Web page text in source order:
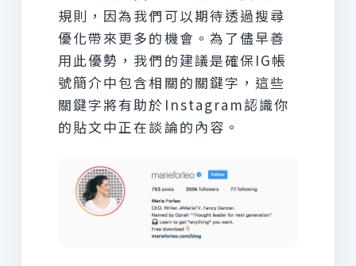
規則，因為我們可以期待透過搜尋
優化帶來更多的機會。為了儘早善
用此優勢，我們的建議是確保IG帳
號簡介中包含相關的關鍵字，這些
關鍵字將有助於Instagram認識你
的貼文中正在談論的內容。